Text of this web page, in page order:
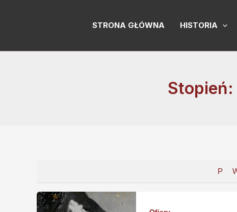
STRONA GŁÓWNA HISTORIA
P